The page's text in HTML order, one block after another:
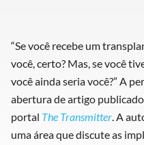
“Se você recebe um
você, certo? Mas, se você
você ainda seria você?” A
abertura de artigo
portal The Transmitter. A
uma área que discute as